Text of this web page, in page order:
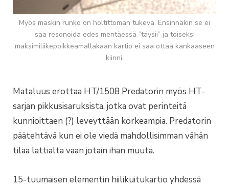
Myös maskin runko on holtittoman tukeva. Ensinnäkin se ei
saa resonoida edes mentäessä ”täysii” ja toiseksi
maksimiliikepoikkeamallakaan kartio ei saa ottaa kankaaseen
kiinni.
Mataluus erottaa HT/1508 Predatorin myös HT-
sarjan pikkusisaruksista, jotka ovat perinteitä
kunnioittaen (?) leveyttään korkeampia. Predatorin
päätehtävä kun ei ole viedä mahdollisimman vähän
tilaa lattialta vaan jotain ihan muuta.
15-tuumaisen elementin hiilikuitukartio yhdessä